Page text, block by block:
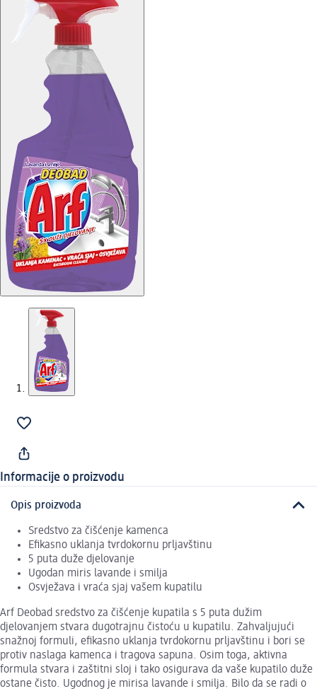
Informacije o proizvodu
Opis proizvoda
Sredstvo za čišćenje kamenca
Efikasno uklanja tvrdokornu prljavštinu
5 puta duže djelovanje
Ugodan miris lavande i smilja
Osvježava i vraća sjaj vašem kupatilu
Arf Deobad sredstvo za čišćenje kupatila s 5 puta dužim
djelovanjem stvara dugotrajnu čistoću u kupatilu. Zahvaljujući
snažnoj formuli, efikasno uklanja tvrdokornu prljavštinu i bori se
protiv naslaga kamenca i tragova sapuna. Osim toga, aktivna
formula stvara i zaštitni sloj i tako osigurava da vaše kupatilo duže
ostane čisto. Ugodnog je mirisa lavande i smilja. Bilo da se radi o